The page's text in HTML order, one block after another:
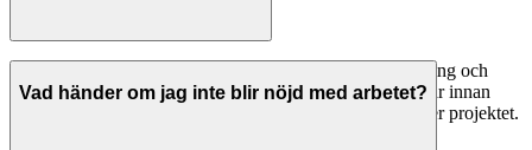
Seriösa fönsterbyte i Lindesberg har både ansvarsförsäkring och
allriskförsäkring. Be alltid om bevis på giltiga försäkringar innan
arbetet påbörjas. Detta skyddar dig om något går fel under projektet.
Vad händer om jag inte blir nöjd med arbetet?